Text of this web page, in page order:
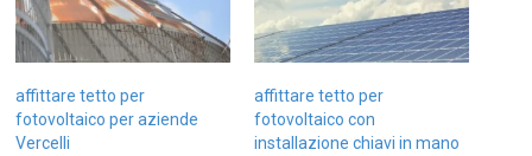
affittare tetto per
fotovoltaico per aziende
Vercelli
affittare tetto per
fotovoltaico con
installazione chiavi in mano